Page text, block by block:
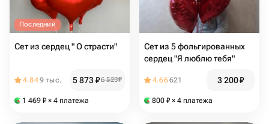
Последний
Сет из сердец " О страсти"
4.849 тыс. 5 873₽6 525₽
1 469 ₽ × 4 платежа
Сет из 5 фольгированных
сердец "Я люблю тебя"
4.66621 3 200₽
800 ₽ × 4 платежа